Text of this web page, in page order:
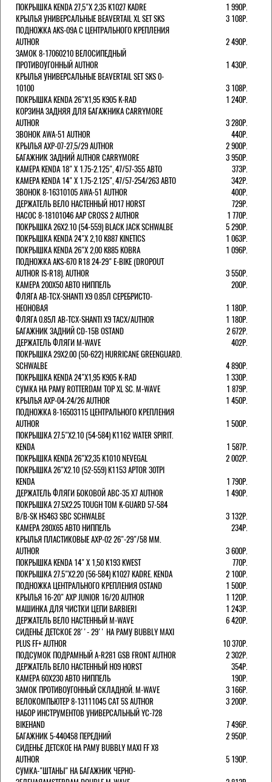
ПОКРЫШКА KENDA 27,5"Х 2,35 K1027 KADRE
1 990Р.
КРЫЛЬЯ УНИВЕРСАЛЬНЫЕ BEAVERTAIL XL SET SKS
3 108Р.
ПОДНОЖКА AKS-09A C ЦЕНТРАЛЬНОГО КРЕПЛЕНИЯ
AUTHOR
2 490Р.
ЗАМОК 8-17060210 ВЕЛОСИПЕДНЫЙ
ПРОТИВОУГОННЫЙ AUTHOR
1 430Р.
КРЫЛЬЯ УНИВЕРСАЛЬНЫЕ BEAVERTAIL SET SKS 0-
10100
3 108Р.
ПОКРЫШКА KENDA 26"Х1,95 K905 K-RAD
1 240Р.
КОРЗИНА ЗАДНЯЯ ДЛЯ БАГАЖНИКА CARRYMORE
AUTHOR
3 280Р.
ЗВОНОК AWA-51 AUTHOR
440Р.
КРЫЛЬЯ AXP-07-27,5/29 AUTHOR
2 900Р.
БАГАЖНИК ЗАДНИЙ AUTHOR CARRYMORE
3 950Р.
КАМЕРА KENDA 18" Х 1.75-2.125", 47/57-355 АВТО
373Р.
КАМЕРА KENDA 14" Х 1.75-2.125", 47/57-254/263 АВТО
342Р.
ЗВОНОК 8-16310105 AWA-51 AUTHOR
400Р.
ДЕРЖАТЕЛЬ ВЕЛО НАСТЕННЫЙ H017 HORST
729Р.
НАСОС 8-18101046 AAP CROSS 2 AUTHOR
1 770Р.
ПОКРЫШКА 26X2.10 (54-559) BLACK JACK SCHWALBE
5 290Р.
ПОКРЫШКА KENDA 24"Х 2,10 K887 KINETICS
1 063Р.
ПОКРЫШКА KENDA 26"Х 2,00 K885 KOBRA
1 096Р.
ПОДНОЖКА AKS-670 R18 24-29" E-BIKE (DROPOUT
AUTHOR IS-R18). AUTHOR
3 550Р.
КАМЕРА 200Х50 АВТО НИППЕЛЬ
200Р.
ФЛЯГА AB-TCX-SHANTI X9 0.85Л СЕРЕБРИСТО-
НЕОНОВАЯ
1 180Р.
ФЛЯГА 0.85Л AB-TCX-SHANTI X9 TACX/AUTHOR
1 180Р.
БАГАЖНИК ЗАДНИЙ CD-15B OSTAND
2 672Р.
ДЕРЖАТЕЛЬ ФЛЯГИ M-WAVE
402Р.
ПОКРЫШКА 29X2.00 (50-622) HURRICANE GREENGUARD.
SCHWALBE
4 890Р.
ПОКРЫШКА KENDA 24"Х1,95 K905 K-RAD
1 330Р.
СУМКА НА РАМУ ROTTERDAM TOP XL SC. M-WAVE
1 879Р.
КРЫЛЬЯ AXP-04-24/26 AUTHOR
1 450Р.
ПОДНОЖКА 8-16503115 ЦЕНТРАЛЬНОГО КРЕПЛЕНИЯ
AUTHOR
1 500Р.
ПОКРЫШКА 27.5"Х2.10 (54-584) K1162 WATER SPIRIT.
KENDA
1 587Р.
ПОКРЫШКА KENDA 26"Х2,35 K1010 NEVEGAL
2 002Р.
ПОКРЫШКА 26"Х2.10 (52-559) K1153 APTOR 30TPI
KENDA
1 790Р.
ДЕРЖАТЕЛЬ ФЛЯГИ БОКОВОЙ ABC-35 X7 AUTHOR
1 490Р.
ПОКРЫШКА 27.5X2.25 TOUGH TOM K-GUARD 57-584
B/B-SK HS463 SBC SCHWALBE
3 132Р.
КАМЕРА 280Х65 АВТО НИППЕЛЬ
234Р.
КРЫЛЬЯ ПЛАСТИКОВЫЕ AXP-02 26"-29"/58 ММ.
AUTHOR
3 600Р.
ПОКРЫШКА KENDA 14" Х 1,50 K193 KWEST
770Р.
ПОКРЫШКА 27.5"Х2.20 (56-584) K1027 KADRE. KENDA
2 100Р.
ПОДНОЖКА ЦЕНТРАЛЬНОГО КРЕПЛЕНИЯ OSTAND
1 500Р.
КРЫЛЬЯ 16-20" AXP JUNIOR 16/20 AUTHOR
1 120Р.
МАШИНКА ДЛЯ ЧИСТКИ ЦЕПИ BARBIERI
1 243Р.
ДЕРЖАТЕЛЬ ВЕЛО НАСТЕННЫЙ M-WAVE
6 420Р.
СИДЕНЬЕ ДЕТСКОЕ 28''- 29'' НА РАМУ BUBBLY MAXI
PLUS FF+ AUTHOR
10 370Р.
ПОДСУМОК ПОДРАМНЫЙ A-R281 GSB FRONT AUTHOR
2 302Р.
ДЕРЖАТЕЛЬ ВЕЛО НАСТЕННЫЙ H09 HORST
354Р.
КАМЕРА 60X230 АВТО НИППЕЛЬ
190Р.
ЗАМОК ПРОТИВОУГОННЫЙ СКЛАДНОЙ. M-WAVE
3 166Р.
ВЕЛОКОМПЬЮТЕР 8-13111045 CAT 5S AUTHOR
3 200Р.
НАБОР ИНСТРУМЕНТОВ УНИВЕРСАЛЬНЫЙ YC-728
BIKEHAND
7 496Р.
БАГАЖНИК 5-440458 ПЕРЕДНИЙ
2 950Р.
СИДЕНЬЕ ДЕТСКОЕ НА РАМУ BUBBLY MAXI FF X8
AUTHOR
5 190Р.
СУМКА-"ШТАНЫ" НА БАГАЖНИК ЧЕРНО-